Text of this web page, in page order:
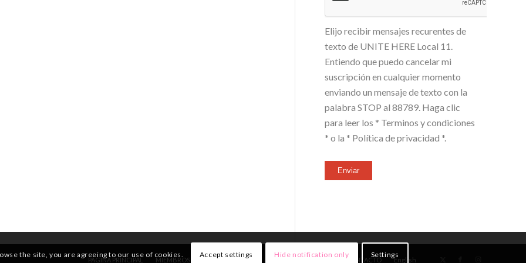
Elijo recibir mensajes recurentes de
texto de UNITE HERE Local 11.
Entiendo que puedo cancelar mi
suscripción en cualquier momento
enviando un mensaje de texto con la
palabra STOP al 88789. Haga clic
para leer los * Terminos y condiciones
* o la * Política de privacidad *.
Enviar
PÁGINA PRINCIPAL MIEMBROS QUIENES SOMOS CONTACTO English
the site, you are agreeing to our use of cookies. Accept settings Hide notification only Settings